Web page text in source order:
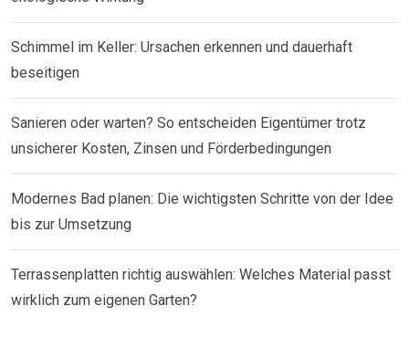
Schimmel im Keller: Ursachen erkennen und dauerhaft
beseitigen
Sanieren oder warten? So entscheiden Eigentümer trotz
unsicherer Kosten, Zinsen und Förderbedingungen
Modernes Bad planen: Die wichtigsten Schritte von der Idee
bis zur Umsetzung
Terrassenplatten richtig auswählen: Welches Material passt
wirklich zum eigenen Garten?